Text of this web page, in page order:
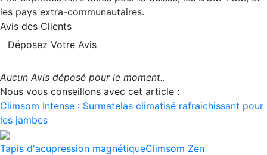
les pays extra-communautaires.
Avis des Clients
Déposez Votre Avis
Aucun Avis déposé pour le moment..
Nous vous conseillons avec cet article :
Climsom Intense : Surmatelas climatisé rafraichissant pour
les jambes
Tapis d'acupression magnétiqueClimsom Zen